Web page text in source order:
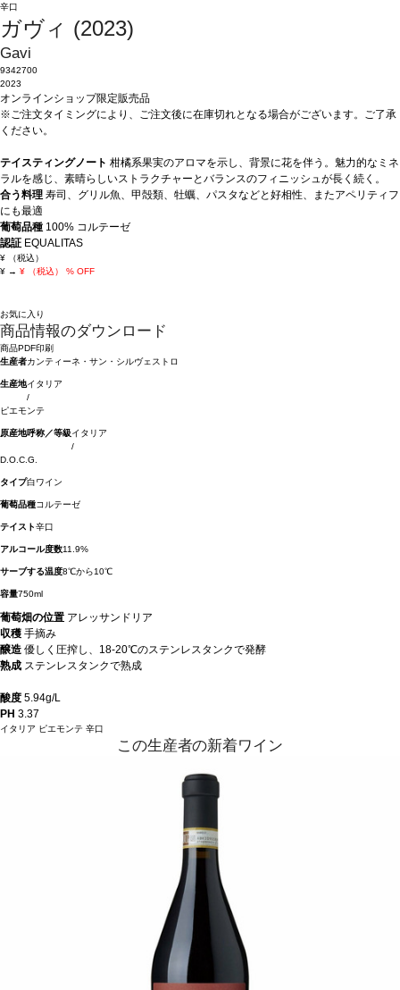
辛口
ガヴィ (2023)
Gavi
9342700
2023
オンラインショップ限定販売品
※ご注文タイミングにより、ご注文後に在庫切れとなる場合がございます。ご了承
ください。
テイスティングノート 柑橘系果実のアロマを示し、背景に花を伴う。魅力的なミネ
ラルを感じ、素晴らしいストラクチャーとバランスのフィニッシュが長く続く。
合う料理 寿司、グリル魚、甲殻類、牡蠣、パスタなどと好相性、またアペリティフ
にも最適
葡萄品種 100% コルテーゼ
認証 EQUALITAS
¥
（税込）
¥ → ¥ （税込） % OFF
お気に入り
商品情報のダウンロード
商品PDF印刷
生産者カンティーネ・サン・シルヴェストロ
生産地イタリア
/
ピエモンテ
原産地呼称／等級イタリア
/
D.O.C.G.
タイプ白ワイン
葡萄品種コルテーゼ
テイスト辛口
アルコール度数11.9%
サーブする温度8℃から10℃
容量750ml
葡萄畑の位置 アレッサンドリア
収穫 手摘み
醸造 優しく圧搾し、18-20℃のステンレスタンクで発酵
熟成 ステンレスタンクで熟成
酸度 5.94g/L
PH 3.37
イタリア ピエモンテ 辛口
この生産者の新着ワイン